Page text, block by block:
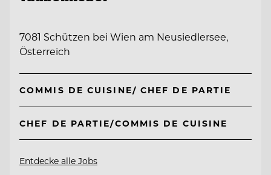
7081 Schützen bei Wien am Neusiedlersee,
Österreich
COMMIS DE CUISINE/ CHEF DE PARTIE
CHEF DE PARTIE/COMMIS DE CUISINE
Entdecke alle Jobs